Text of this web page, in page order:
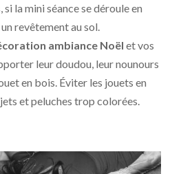
la mini séance se déroule en
revêtement au sol.
ambiance Noël et vos
leur doudou, leur nounours
en bois. Éviter les jouets en
et peluches trop colorées.